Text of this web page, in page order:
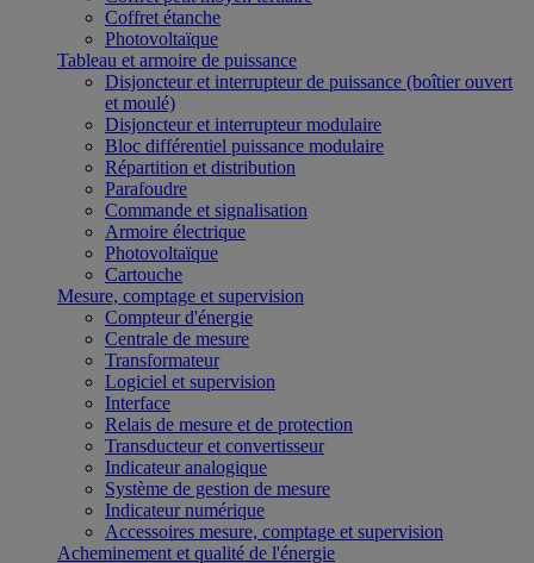
Coffret étanche
Photovoltaïque
Tableau et armoire de puissance
Disjoncteur et interrupteur de puissance (boîtier ouvert
et moulé)
Disjoncteur et interrupteur modulaire
Bloc différentiel puissance modulaire
Répartition et distribution
Parafoudre
Commande et signalisation
Armoire électrique
Photovoltaïque
Cartouche
Mesure, comptage et supervision
Compteur d'énergie
Centrale de mesure
Transformateur
Logiciel et supervision
Interface
Relais de mesure et de protection
Transducteur et convertisseur
Indicateur analogique
Système de gestion de mesure
Indicateur numérique
Accessoires mesure, comptage et supervision
Acheminement et qualité de l'énergie